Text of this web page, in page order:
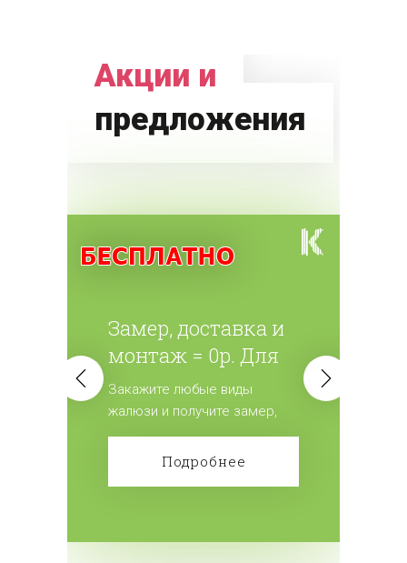
Акции и
предложения
Замер, доставка и
монтаж = 0р. Для
всех жалюзи.
Закажите любые виды
жалюзи и получите замер,
доставку и монтаж
бесплатно! Сделайте заказ!
Подробнее